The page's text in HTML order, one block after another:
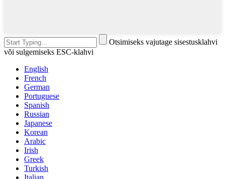
Otsimiseks vajutage sisestusklahvi
või sulgemiseks ESC-klahvi
English
French
German
Portuguese
Spanish
Russian
Japanese
Korean
Arabic
Irish
Greek
Turkish
Italian